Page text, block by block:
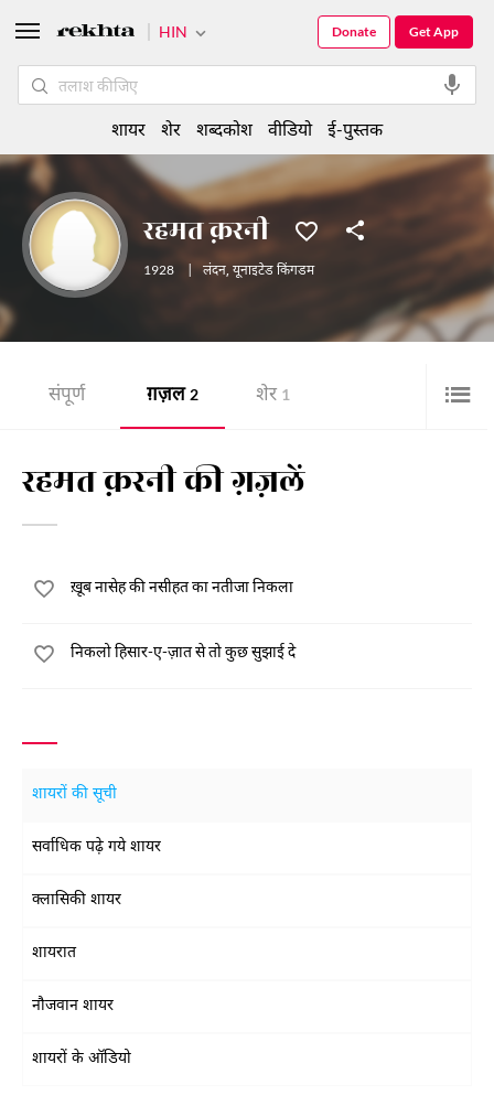
रहमत क़रनी
1928 लंदन, यूनाइटेड किंगडम
संपूर्ण ग़ज़ल 2 शेर 1
रहमत क़रनी की ग़ज़लें
ख़ूब नासेह की नसीहत का नतीजा निकला
निकलो हिसार-ए-ज़ात से तो कुछ सुझाई दे
शायरों की सूची
सर्वाधिक पढ़े गये शायर
क्लासिकी शायर
शायरात
नौजवान शायर
शायरों के ऑडियो
HIN Get App
Donate
शायर शेर शब्दकोश वीडियो ई-पुस्तक